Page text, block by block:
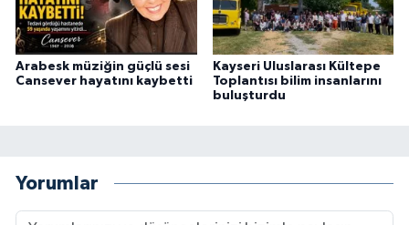
Arabesk müziğin güçlü sesi
Cansever hayatını kaybetti
Kayseri Uluslarası Kültepe
Toplantısı bilim insanlarını
buluşturdu
Yorumlar